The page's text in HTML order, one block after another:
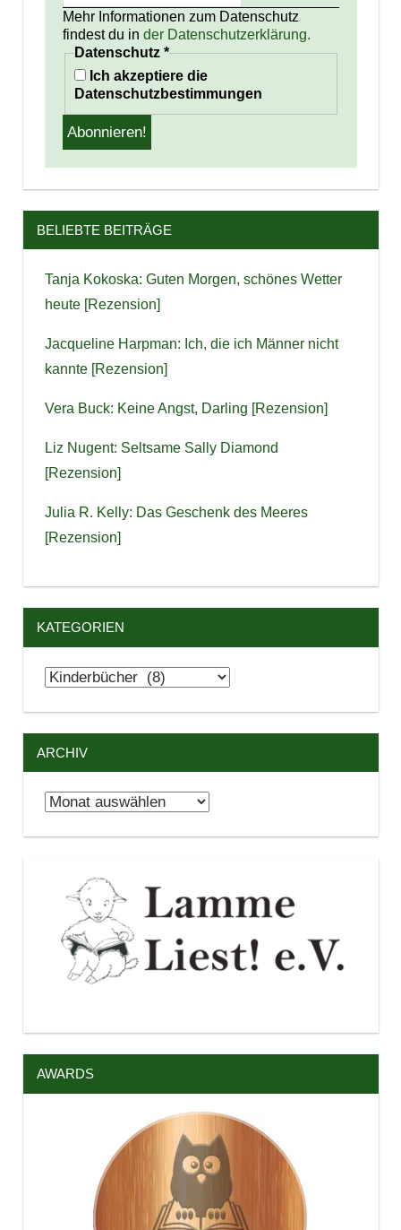
Mehr Informationen zum Datenschutz
findest du in der Datenschutzerklärung.
Datenschutz *
Ich akzeptiere die
Datenschutzbestimmungen
BELIEBTE BEITRÄGE
Tanja Kokoska: Guten Morgen, schönes Wetter
heute [Rezension]
Jacqueline Harpman: Ich, die ich Männer nicht
kannte [Rezension]
Vera Buck: Keine Angst, Darling [Rezension]
Liz Nugent: Seltsame Sally Diamond
[Rezension]
Julia R. Kelly: Das Geschenk des Meeres
[Rezension]
KATEGORIEN
Kategorien
ARCHIV
Archiv
AWARDS